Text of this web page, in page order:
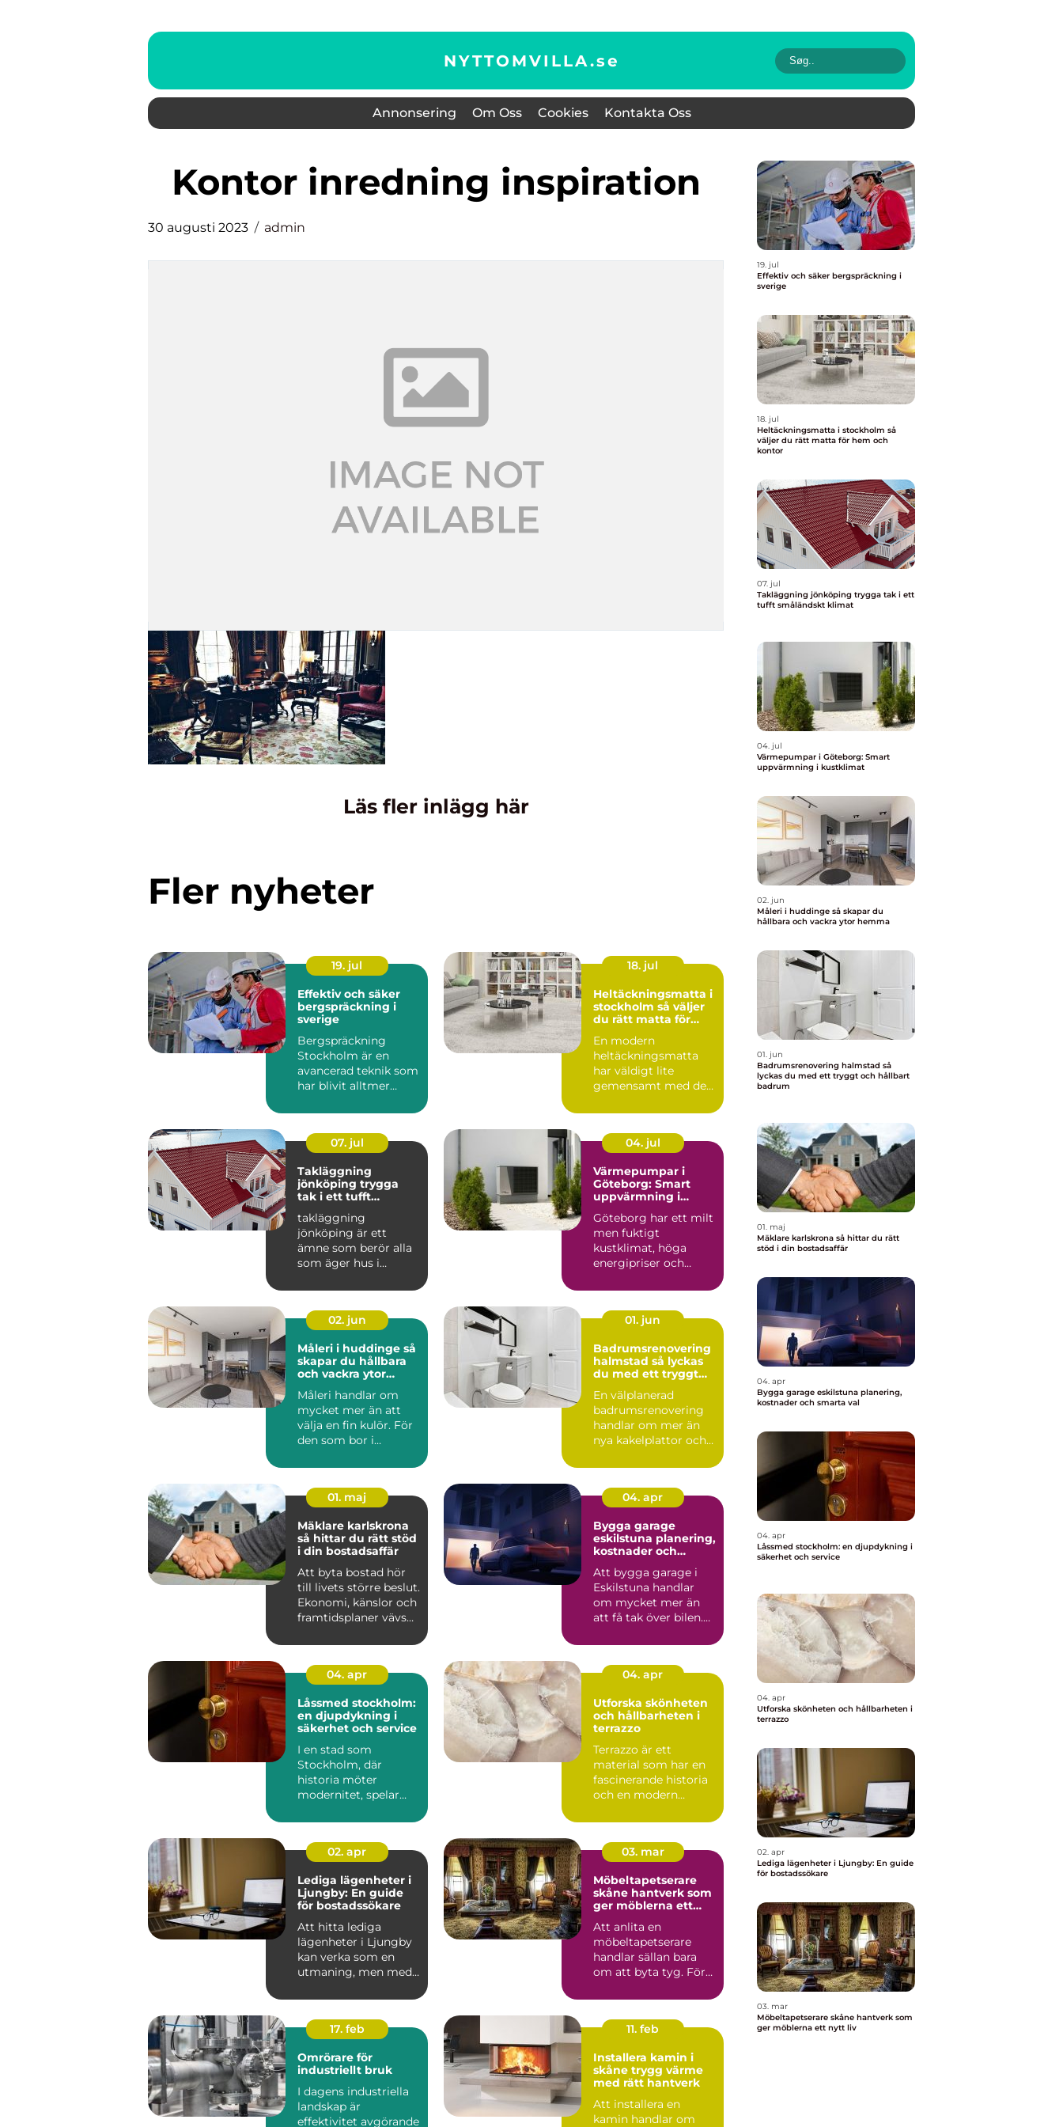
NYTTOMVILLA.se
Annonsering Om Oss Cookies Kontakta Oss
kontor inredning inspiration
30 augusti 2023 admin
Läs fler inlägg här
Fler nyheter
19. jul
Effektiv och säker
bergspräckning i
sverige
Bergspräckning
Stockholm är en
avancerad teknik som
har blivit alltmer
18. jul
Heltäckningsmatta i
stockholm så väljer
du rätt matta för
En modern
heltäckningsmatta
har väldigt lite
gemensamt med den
och 80talet. Ida...
07. jul
Takläggning
jönköping trygga
tak i ett tufft
takläggning
jönköping är ett
ämne som berör alla
som äger hus i
Taket är huset...
04. jul
Värmepumpar i
Göteborg: Smart
uppvärmning i
Göteborg har ett milt
men fuktigt
kustklimat, höga
energipriser och
02. jun
Måleri i huddinge så
skapar du hållbara
och vackra ytor
Måleri handlar om
mycket mer än att
välja en fin kulör. För
den som bor i
klimat, hu...
01. jun
Badrumsrenovering
halmstad så lyckas
du med ett tryggt
En välplanerad
badrumsrenovering
handlar om mer än
nya kakelplattor och
många i...
01. maj
Mäklare karlskrona
så hittar du rätt stöd
i din bostadsaffär
Att byta bostad hör
till livets större beslut.
Ekonomi, känslor och
framtidsplaner vävs
04. apr
Bygga garage
eskilstuna planering,
kostnader och
Att bygga garage i
Eskilstuna handlar
om mycket mer än
att få tak över bilen.
garage ...
04. apr
Låssmed stockholm:
en djupdykning i
säkerhet och service
I en stad som
Stockholm, där
historia möter
modernitet, spelar
avgörande roll.
Låssmed S...
04. apr
Utforska skönheten
och hållbarheten i
terrazzo
Terrazzo är ett
material som har en
fascinerande historia
och en modern
02. apr
Lediga lägenheter i
Ljungby: En guide
för bostadssökare
Att hitta lediga
lägenheter i Ljungby
kan verka som en
utmaning, men med
03. mar
Möbeltapetserare
skåne hantverk som
ger möblerna ett
Att anlita en
möbeltapetserare
handlar sällan bara
om att byta tyg. För
att be...
17. feb
Omrörare för
industriellt bruk
I dagens industriella
landskap är
effektivitet avgörande
11. feb
Installera kamin i
skåne trygg värme
med rätt hantverk
Att installera en
kamin handlar om
19. jul
Effektiv och säker bergspräckning i
sverige
18. jul
Heltäckningsmatta i stockholm så
väljer du rätt matta för hem och
kontor
07. jul
Takläggning jönköping trygga tak i ett
tufft småländskt klimat
04. jul
Värmepumpar i Göteborg: Smart
uppvärmning i kustklimat
02. jun
Måleri i huddinge så skapar du
hållbara och vackra ytor hemma
01. jun
Badrumsrenovering halmstad så
lyckas du med ett tryggt och hållbart
badrum
01. maj
Mäklare karlskrona så hittar du rätt
stöd i din bostadsaffär
04. apr
Bygga garage eskilstuna planering,
kostnader och smarta val
04. apr
Låssmed stockholm: en djupdykning i
säkerhet och service
04. apr
Utforska skönheten och hållbarheten i
terrazzo
02. apr
Lediga lägenheter i Ljungby: En guide
för bostadssökare
03. mar
Möbeltapetserare skåne hantverk som
ger möblerna ett nytt liv